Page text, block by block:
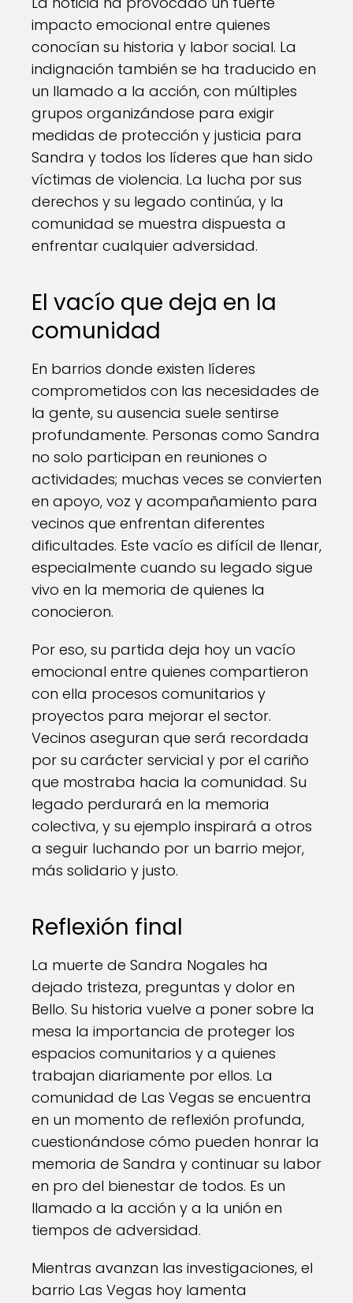
impacto emocional entre quienes
conocían su historia y labor social. La
indignación también se ha traducido en
un llamado a la acción, con múltiples
grupos organizándose para exigir
medidas de protección y justicia para
Sandra y todos los líderes que han sido
víctimas de violencia. La lucha por sus
derechos y su legado continúa, y la
comunidad se muestra dispuesta a
enfrentar cualquier adversidad.
El vacío que deja en la
comunidad
En barrios donde existen líderes
comprometidos con las necesidades de
la gente, su ausencia suele sentirse
profundamente. Personas como Sandra
no solo participan en reuniones o
actividades; muchas veces se convierten
en apoyo, voz y acompañamiento para
vecinos que enfrentan diferentes
dificultades. Este vacío es difícil de llenar,
especialmente cuando su legado sigue
vivo en la memoria de quienes la
conocieron.
Por eso, su partida deja hoy un vacío
emocional entre quienes compartieron
con ella procesos comunitarios y
proyectos para mejorar el sector.
Vecinos aseguran que será recordada
por su carácter servicial y por el cariño
que mostraba hacia la comunidad. Su
legado perdurará en la memoria
colectiva, y su ejemplo inspirará a otros
a seguir luchando por un barrio mejor,
más solidario y justo.
Reflexión final
La muerte de Sandra Nogales ha
dejado tristeza, preguntas y dolor en
Bello. Su historia vuelve a poner sobre la
mesa la importancia de proteger los
espacios comunitarios y a quienes
trabajan diariamente por ellos. La
comunidad de Las Vegas se encuentra
en un momento de reflexión profunda,
cuestionándose cómo pueden honrar la
memoria de Sandra y continuar su labor
en pro del bienestar de todos. Es un
llamado a la acción y a la unión en
tiempos de adversidad.
Mientras avanzan las investigaciones, el
barrio Las Vegas hoy lamenta